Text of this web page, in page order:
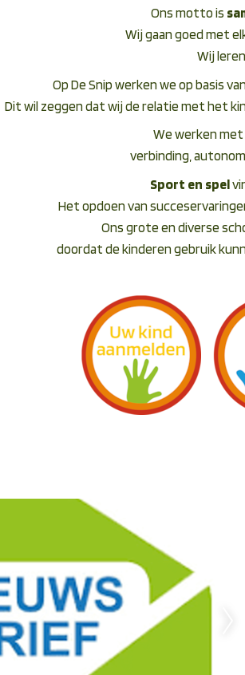
Ons motto is
Wij gaan goed met
Wij
Op De Snip werken we op basis
Dit wil zeggen dat wij de relatie met het
We werken
verbinding,
Sport en spel
Het opdoen van
Ons grote en diverse
doordat de kinderen gebruik